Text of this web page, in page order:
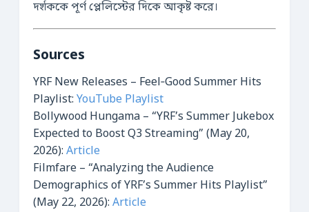
দर्शককে পূর্ণ প্লেলিস্টের দিকে আকৃষ্ট করে।
Sources
YRF New Releases – Feel‑Good Summer Hits
Playlist: YouTube Playlist
Bollywood Hungama – “YRF’s Summer Jukebox
Expected to Boost Q3 Streaming” (May 20,
2026): Article
Filmfare – “Analyzing the Audience
Demographics of YRF’s Summer Hits Playlist”
(May 22, 2026): Article